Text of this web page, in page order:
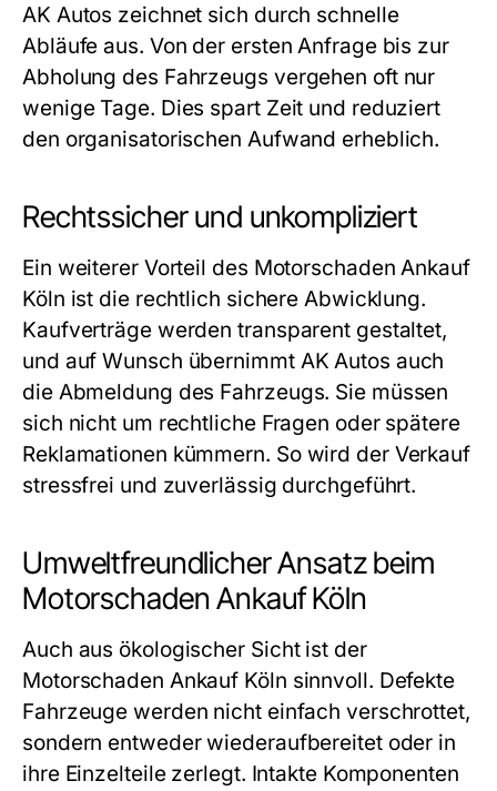
AK Autos zeichnet sich durch schnelle
Abläufe aus. Von der ersten Anfrage bis zur
Abholung des Fahrzeugs vergehen oft nur
wenige Tage. Dies spart Zeit und reduziert
den organisatorischen Aufwand erheblich.
Rechtssicher und unkompliziert
Ein weiterer Vorteil des Motorschaden Ankauf
Köln ist die rechtlich sichere Abwicklung.
Kaufverträge werden transparent gestaltet,
und auf Wunsch übernimmt AK Autos auch
die Abmeldung des Fahrzeugs. Sie müssen
sich nicht um rechtliche Fragen oder spätere
Reklamationen kümmern. So wird der Verkauf
stressfrei und zuverlässig durchgeführt.
Umweltfreundlicher Ansatz beim
Motorschaden Ankauf Köln
Auch aus ökologischer Sicht ist der
Motorschaden Ankauf Köln sinnvoll. Defekte
Fahrzeuge werden nicht einfach verschrottet,
sondern entweder wiederaufbereitet oder in
ihre Einzelteile zerlegt. Intakte Komponenten